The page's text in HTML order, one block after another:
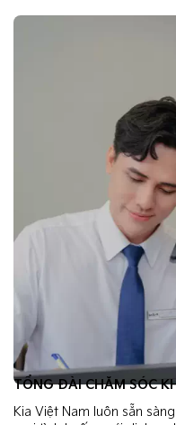
TỔNG ĐÀI CHĂM SÓC
Kia Việt Nam luôn sẵn